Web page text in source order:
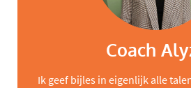
Coach
Ik geef bijles in eigenlijk alle